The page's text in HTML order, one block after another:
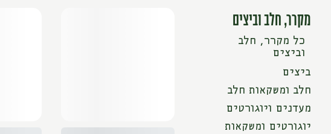
מקרר, חלב וביצים
כל מקרר, חלב
וביצים
ביצים
חלב ומשקאות חלב
מעדנים ויוגורטים
יוגורטים ומשקאות